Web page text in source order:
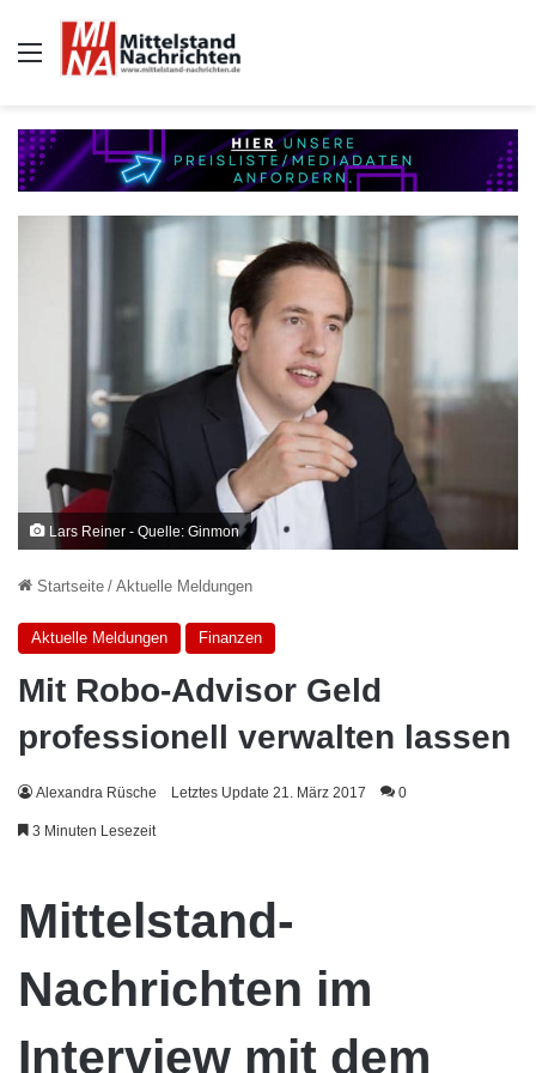
Auswahl
Lars Reiner - Quelle: Ginmon
Startseite / Aktuelle Meldungen
Aktuelle Meldungen Finanzen
Mit Robo-Advisor Geld
professionell verwalten lassen
Alexandra Rüsche Letztes Update 21. März 2017 0
3 Minuten Lesezeit
Mittelstand-
Nachrichten im
Interview mit dem